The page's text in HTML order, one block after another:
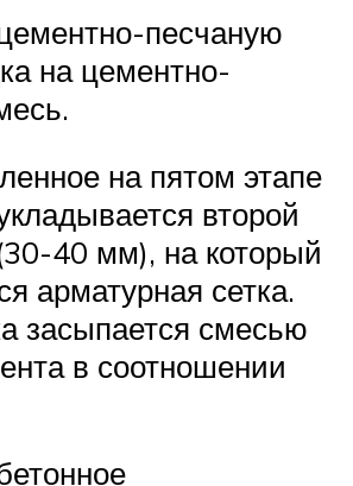
песчаную
на цементно-
на пятом этапе
второй
40 мм), на который
арматурная сетка.
засыпается смесью
в соотношении